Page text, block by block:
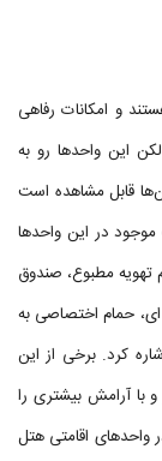
و امکانات رفاهی
این واحدها رو به
قابل مشاهده است
موجود در این واحدها
تهویه مطبوع، صندوق
ای، حمام اختصاصی به
کرد. برخی از این
با آرامش بیشتری را
واحدهای اقامتی هتل